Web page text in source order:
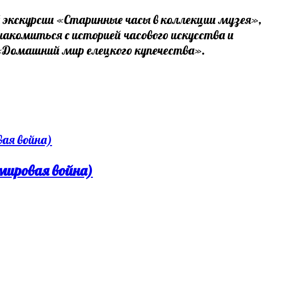
«Старинные часы в коллекции музея»,
с историей часового искусства и
мир елецкого купечества».
война)